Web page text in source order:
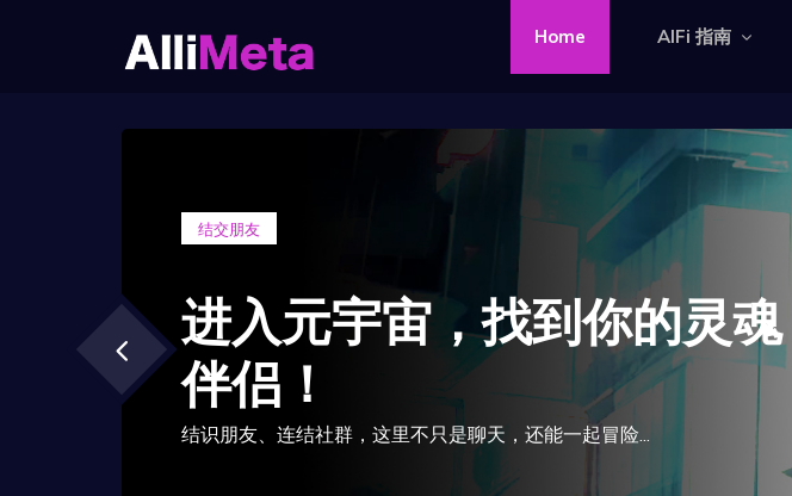
Home AIFi 指南
结交朋友
进入元宇宙，找到你的灵魂
伴侣！
结识朋友、连结社群，这里不只是聊天，还能一起冒险...